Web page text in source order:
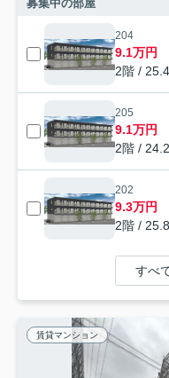
募集中の部屋
204
9.1万円
2階 /
205
9.1万円
2階 /
202
9.3万円
2階 /
すべ
賃貸マンション